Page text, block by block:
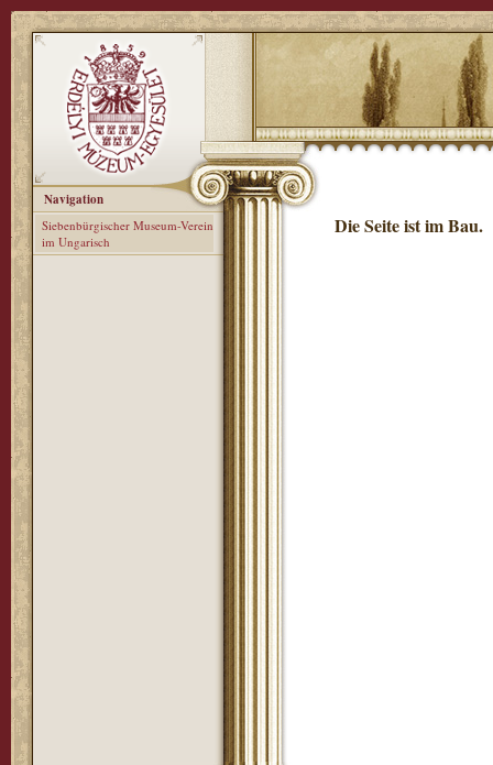
Navigation
Siebenbürgischer Museum-Verein
im Ungarisch
Die Seite ist im Bau.